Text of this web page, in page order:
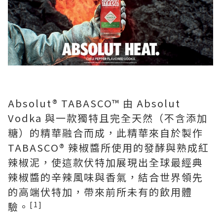
Absolut® TABASCO™ 由 Absolut
Vodka 與一款獨特且完全天然（不含添加
糖）的精華融合而成，此精華來自於製作
TABASCO® 辣椒醬所使用的發酵與熟成紅
辣椒泥，使這款伏特加展現出全球最經典
辣椒醬的辛辣風味與香氣，結合世界領先
的高端伏特加，帶來前所未有的飲用體
驗。 [1]